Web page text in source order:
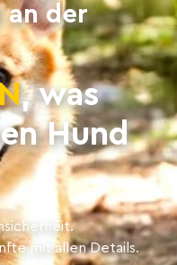
an der
, was
Hund
mit allen Details.